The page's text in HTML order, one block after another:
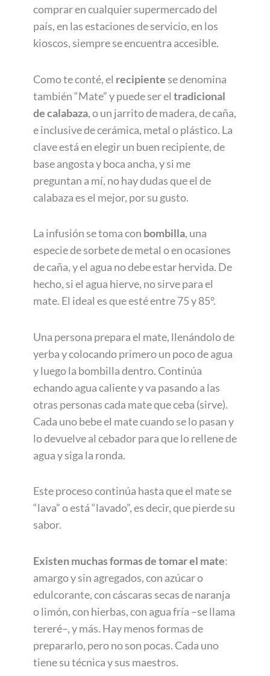
comprar en cualquier supermercado del
país, en las estaciones de servicio, en los
kioscos, siempre se encuentra accesible.
Como te conté, el recipientese denomina
también “Mate” y puede ser el tradicional
de calabaza, o un jarrito de madera, de caña,
e inclusive de cerámica, metal o plástico. La
clave está en elegir un buen recipiente, de
base angosta y boca ancha, y si me
preguntan a mí, no hay dudas que el de
calabaza es el mejor, por su gusto.
La infusión se toma con bombilla, una
especie de sorbete de metal o en ocasiones
de caña, y el agua no debe estar hervida. De
hecho, si el agua hierve, no sirve para el
mate. El ideal es que esté entre 75 y 85°.
Una persona prepara el mate, llenándolo de
yerba y colocando primero un poco de agua
y luego la bombilla dentro. Continúa
echando agua caliente y va pasando a las
otras personas cada mate que ceba (sirve).
Cada uno bebe el mate cuando se lo pasan y
lo devuelve al cebador para que lo rellene de
agua y siga la ronda.
Este proceso continúa hasta que el mate se
“lava” o está “lavado”, es decir, que pierde su
sabor.
Existen muchas formas de tomar el mate:
amargo y sin agregados, con azúcar o
edulcorante, con cáscaras secas de naranja
o limón, con hierbas, con agua fría –se llama
tereré–, y más. Hay menos formas de
prepararlo, pero no son pocas. Cada uno
tiene su técnica y sus maestros.